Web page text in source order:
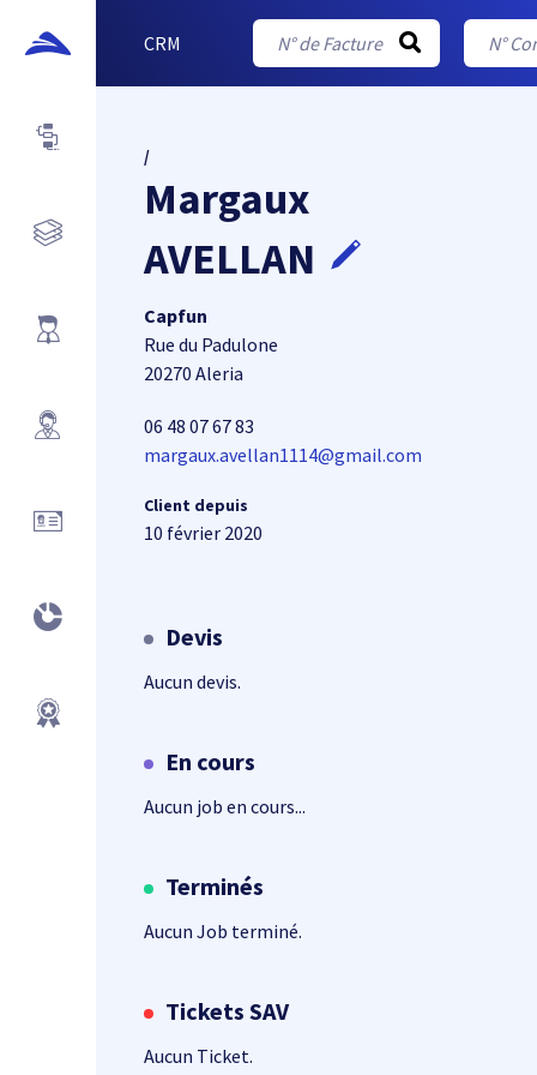
CRM
/
Margaux
AVELLAN
Capfun
Rue du Padulone
20270 Aleria
06 48 07 67 83
margaux.avellan1114@gmail.com
Client depuis
10 février 2020
Devis
Aucun devis.
En cours
Aucun job en cours...
Terminés
Aucun Job terminé.
Tickets SAV
Aucun Ticket.